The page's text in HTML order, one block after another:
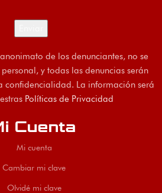
de los denunciantes, no se
y todas las denuncias serán
confidencialidad. La información será
Políticas de Privacidad
Cuenta
Mi cuenta
Cambiar mi clave
Olvidé mi clave